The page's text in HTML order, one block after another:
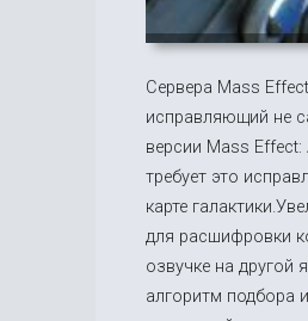
Сервера Mass
исправляющий не
версии Mass
требует это
карте
для расшифровки
озвучке на другой
алгоритм подбора